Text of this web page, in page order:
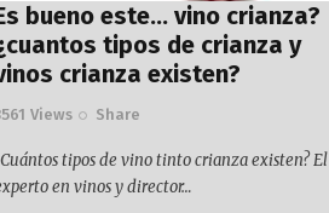
bueno este… vino crianza?
tipos de crianza y
crianza existen?
Views Share
tipos de vino tinto crianza existen? El
en vinos y director…